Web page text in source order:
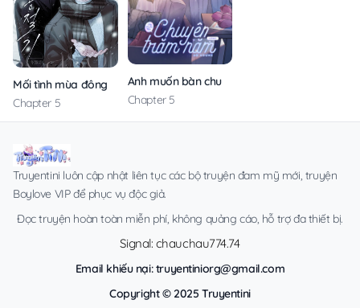
Mối tình mùa đông
Chapter 5
Anh muốn bàn chuyện trăm năm với em
Chapter 5
Truyentini luôn cập nhật liên tục các bộ truyện đam mỹ mới, truyện
Boylove VIP để phục vụ độc giả.
Đọc truyện hoàn toàn miễn phí, không quảng cáo, hỗ trợ đa thiết bị.
Signal: chauchau774.74
Email khiếu nại:truyentiniorg@gmail.com
Copyright © 2025 Truyentini